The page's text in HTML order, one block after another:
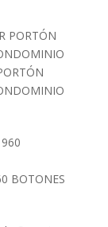
BOTONES